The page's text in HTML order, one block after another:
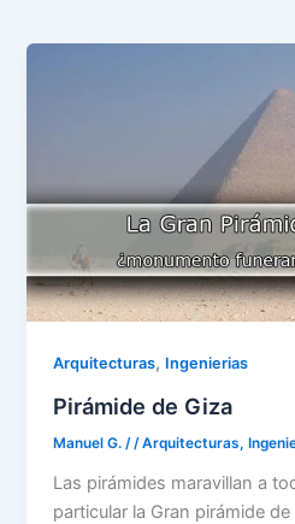
Arquitecturas, Ingenierias
Pirámide de Giza
Manuel G.//Arquitecturas,
Las pirámides maravillan a
particular la Gran pirámide